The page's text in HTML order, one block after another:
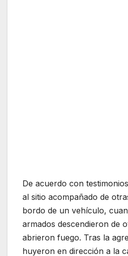
De acuerdo con
al sitio acompañado de
bordo de un vehículo,
armados descendieron de
abrieron fuego. Tras la
huyeron en dirección a la